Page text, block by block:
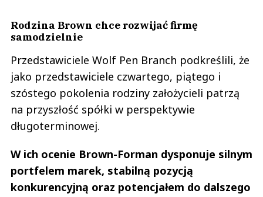
Rodzina Brown chce rozwijać firmę
samodzielnie
Przedstawiciele Wolf Pen Branch podkreślili, że
jako przedstawiciele czwartego, piątego i
szóstego pokolenia rodziny założycieli patrzą
na przyszłość spółki w perspektywie
długoterminowej.
W ich ocenie Brown-Forman dysponuje silnym
portfelem marek, stabilną pozycją
konkurencyjną oraz potencjałem do dalszego